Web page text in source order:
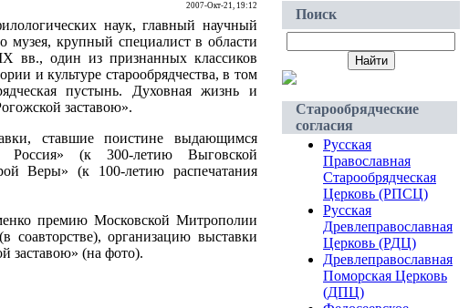
2007-Окт-21, 19:12
наук, главный научный
музея, крупный специалист в области
вв., один из признанных классиков
и культуре старообрядчества, в том
пустынь. Духовная жизнь и
заставою».
ставшие поистине выдающимся
Россия» (к 300-летию Выговской
Веры» (к 100-летию распечатания
премию Московской Митрополии
соавторстве), организацию выставки
заставою» (на фото).
Поиск
Старообрядческие
согласия
Русская
Православная
Старообрядческая
Церковь (РПСЦ)
Русская
Древлеправославная
Церковь (РДЦ)
Древлеправославная
Поморская Церковь
(ДПЦ)